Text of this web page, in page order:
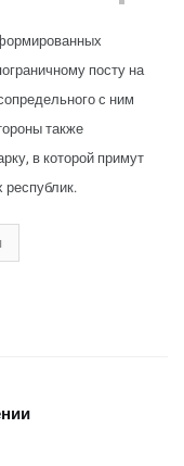
посту на
с ним
также
в которой примут
республик.